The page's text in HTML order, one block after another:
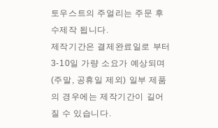
토우스트의 주얼리는 주문 후
수제작 됩니다.
제작기간은 결제완료일로 부터
3-10일 가량 소요가 예상되며
(주말, 공휴일 제외) 일부 제품
의 경우에는 제작기간이 길어
질 수 있습니다.